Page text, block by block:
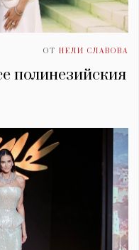
ОТ НЕЛИ СЛАВОВА
полинезийския